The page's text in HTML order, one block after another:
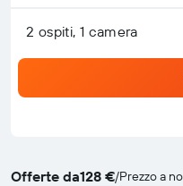
2 ospiti, 1 camera
Offerte da128 €/Prezzo a